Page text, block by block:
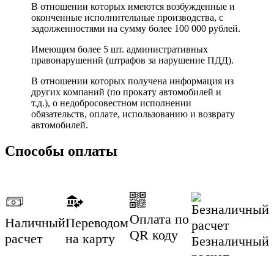
В отношении которых имеются возбужденные и
оконченные исполнительные производства, с
задолженностями на сумму более 100 000 рублей.
Имеющим более 5 шт. административных
правонарушений (штрафов за нарушение ПДД).
В отношении которых получена информация из
других компаний (по прокату автомобилей и
т.д.), о недобросовестном исполнении
обязательств, оплате, использованию и возврату
автомобилей.
Способы оплаты
Наличный
расчет
Переводом
на карту
Оплата по
QR коду
Безналичный